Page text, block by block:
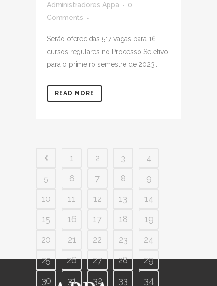
Administradores Appa
0
Comments
Serão oferecidas 517 vagas para 16
cursos regulares no Processo Seletivo
para o primeiro semestre de 2023...
READ MORE
1 2 3
4
5
6 7 8
9
10
11 12 13
14
15
16 17 18
19
20
21 22 23
24
25
26 27 28
29
30
31 32 33
34